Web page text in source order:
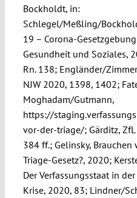
Bockholdt, in:
Schlegel/Meßling/
19 – Corona-
Gesundheit und Soziales,
Rn. 138; Engländer/
NJW 2020, 1398, 1402;
Moghadam/Gutmann,
https://
vor-der-triage/; Gärditz,
384 ff.; Gelinsky, Brauchen
Triage-Gesetz?, 2020;
Der Verfassungsstaat in
Krise, 2020, 83; Lindner/